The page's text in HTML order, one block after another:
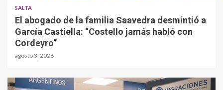
SALTA
El abogado de la familia Saavedra desmintió a
García Castiella: “Costello jamás habló con
Cordeyro”
agosto 3, 2026